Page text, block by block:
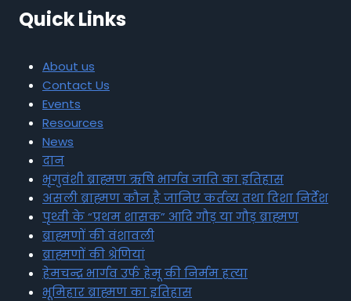
Quick Links
About us
Contact Us
Events
Resources
News
दान
भृगुवंशी ब्राह्मण ऋषि भार्गव जाति का इतिहास
असली ब्राह्मण कौन है जानिए कर्तव्य तथा दिशा निर्देश
पृथ्वी के “प्रथम शासक” आदि गौड़ या गौड़ ब्राह्मण
ब्राह्मणों की वंशावली
ब्राह्मणों की श्रेणियां
हेमचन्द्र भार्गव उर्फ हेमू की निर्मम हत्या
भूमिहार ब्राह्मण का इतिहास